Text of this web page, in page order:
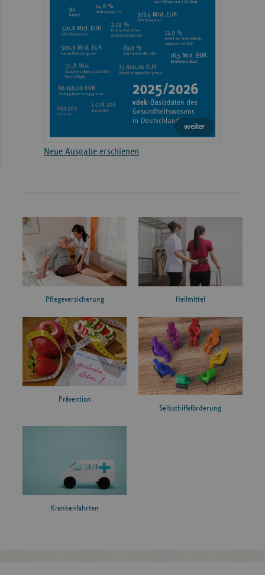
weiter
Neue Ausgabe erschienen
Pflegeversicherung Heilmittel
Prävention
Selbsthilfeförderung
Krankenfahrten